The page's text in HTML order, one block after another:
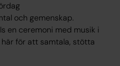
och gemenskap.
en ceremoni med musik i
för att samtala, stötta